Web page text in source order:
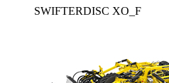
SWIFTERDISC XO_F